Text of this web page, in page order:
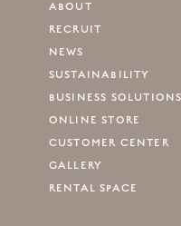
ABOUT
RECRUIT
NEWS
SUSTAINABILITY
BUSINESS SOLUTIONS
ONLINE STORE
CUSTOMER CENTER
GALLERY
RENTAL SPACE